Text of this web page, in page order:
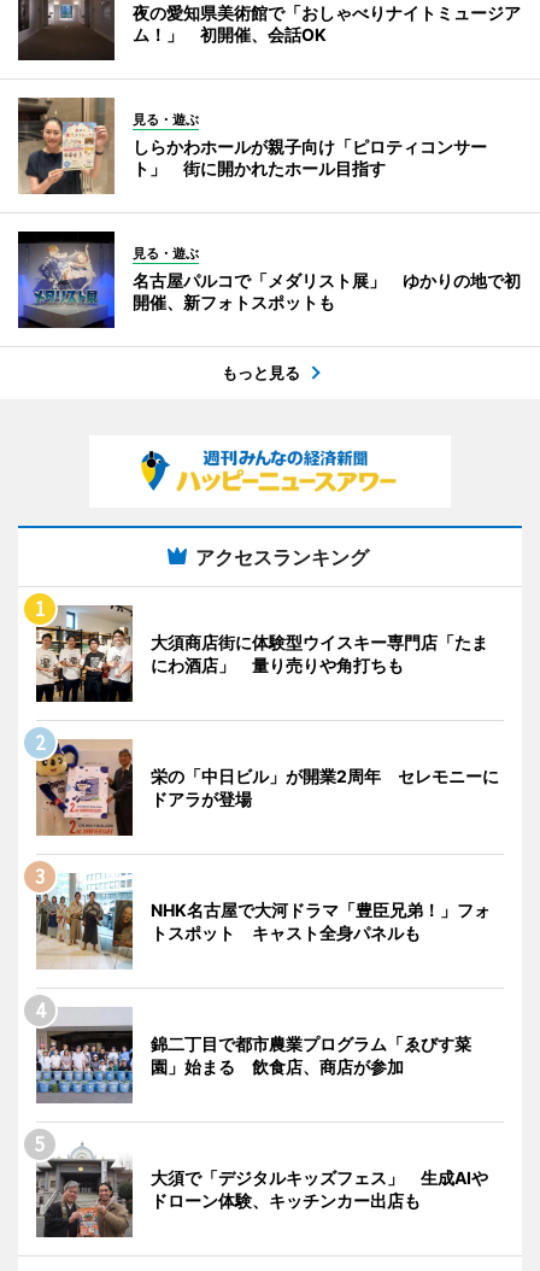
夜の愛知県美術館で「おしゃべりナイトミュージア
ム！」 初開催、会話OK
見る・遊ぶ
しらかわホールが親子向け「ピロティコンサー
ト」 街に開かれたホール目指す
見る・遊ぶ
名古屋パルコで「メダリスト展」 ゆかりの地で初
開催、新フォトスポットも
もっと見る
アクセスランキング
大須商店街に体験型ウイスキー専門店「たま
にわ酒店」 量り売りや角打ちも
栄の「中日ビル」が開業2周年 セレモニーに
ドアラが登場
NHK名古屋で大河ドラマ「豊臣兄弟！」フォ
トスポット キャスト全身パネルも
錦二丁目で都市農業プログラム「ゑびす菜
園」始まる 飲食店、商店が参加
大須で「デジタルキッズフェス」 生成AIや
ドローン体験、キッチンカー出店も